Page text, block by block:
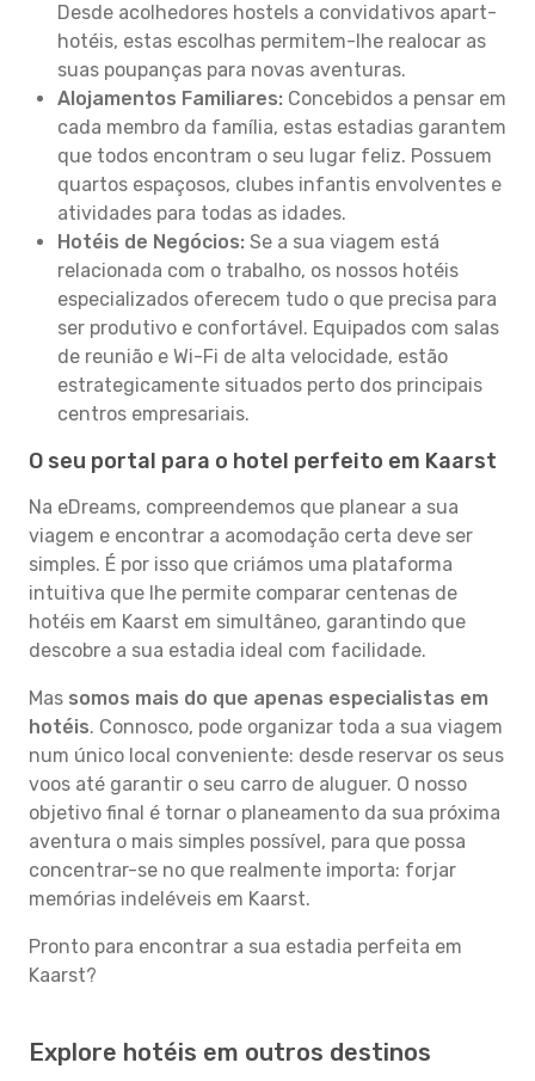
Desde acolhedores hostels a convidativos apart-
hotéis, estas escolhas permitem-lhe realocar as
suas poupanças para novas aventuras.
Alojamentos Familiares: Concebidos a pensar em
cada membro da família, estas estadias garantem
que todos encontram o seu lugar feliz. Possuem
quartos espaçosos, clubes infantis envolventes e
atividades para todas as idades.
Hotéis de Negócios: Se a sua viagem está
relacionada com o trabalho, os nossos hotéis
especializados oferecem tudo o que precisa para
ser produtivo e confortável. Equipados com salas
de reunião e Wi-Fi de alta velocidade, estão
estrategicamente situados perto dos principais
centros empresariais.
O seu portal para o hotel perfeito em Kaarst
Na eDreams, compreendemos que planear a sua
viagem e encontrar a acomodação certa deve ser
simples. É por isso que criámos uma plataforma
intuitiva que lhe permite comparar centenas de
hotéis em Kaarst em simultâneo, garantindo que
descobre a sua estadia ideal com facilidade.
Mas somos mais do que apenas especialistas em
hotéis. Connosco, pode organizar toda a sua viagem
num único local conveniente: desde reservar os seus
voos até garantir o seu carro de aluguer. O nosso
objetivo final é tornar o planeamento da sua próxima
aventura o mais simples possível, para que possa
concentrar-se no que realmente importa: forjar
memórias indeléveis em Kaarst.
Pronto para encontrar a sua estadia perfeita em
Kaarst?
Explore hotéis em outros destinos